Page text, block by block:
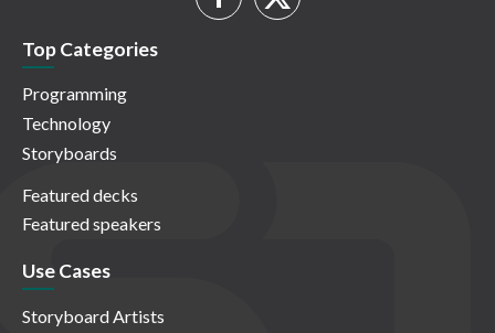
Top Categories
Programming
Technology
Storyboards
Featured decks
Featured speakers
Use Cases
Storyboard Artists